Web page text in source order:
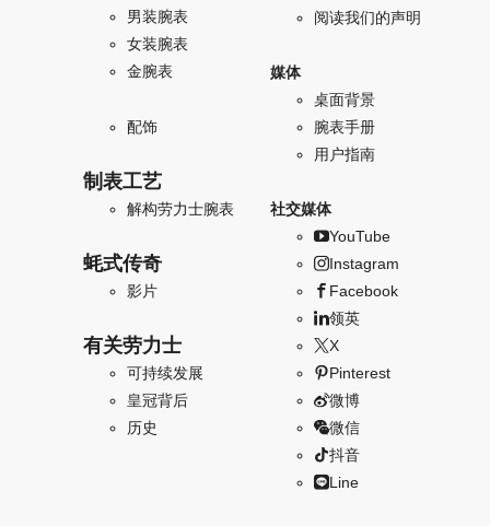
男装腕表
女装腕表
金腕表
配饰
制表工艺
解构劳力士腕表
蚝式传奇
影片
有关劳力士
可持续发展
皇冠背后
历史
阅读我们的声明
媒体
桌面背景
腕表手册
用户指南
社交媒体
YouTube
Instagram
Facebook
领英
X
Pinterest
微博
微信
抖音
Line